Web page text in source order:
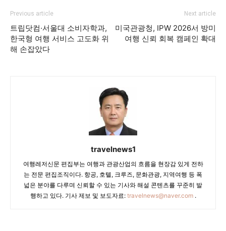
Previous article
트립닷컴·서울대 소비자학과,
한국형 여행 서비스 고도화 위
해 손잡았다
Next article
미국관광청, IPW 2026서 방미
여행 신뢰 회복 캠페인 확대
travelnews1
여행레저신문 편집부는 여행과 관광산업의 흐름을 현장감 있게 전하
는 전문 편집조직이다. 항공, 호텔, 크루즈, 문화관광, 지역여행 등 폭
넓은 분야를 다루며 신뢰할 수 있는 기사와 해설 콘텐츠를 꾸준히 발
행하고 있다. 기사 제보 및 보도자료: travelnews@naver.com.